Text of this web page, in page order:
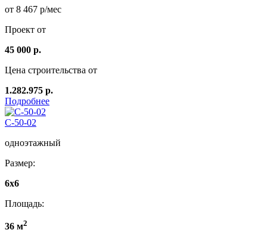
от 8 467 р/мес
Проект от
45 000 р.
Цена строительства от
1.282.975 р.
Подробнее
C-50-02
одноэтажный
Размер:
6x6
Площадь:
36 м2